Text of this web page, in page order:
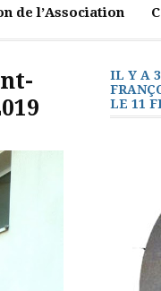
de l’Association
IL Y A
LE 11